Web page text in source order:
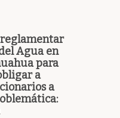
Agua en
para
a
a